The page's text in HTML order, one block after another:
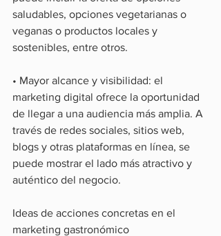
saludables, opciones vegetarianas o
veganas o productos locales y
sostenibles, entre otros.
• Mayor alcance y visibilidad: el
marketing digital ofrece la oportunidad
de llegar a una audiencia más amplia. A
través de redes sociales, sitios web,
blogs y otras plataformas en línea, se
puede mostrar el lado más atractivo y
auténtico del negocio.
Ideas de acciones concretas en el
marketing gastronómico